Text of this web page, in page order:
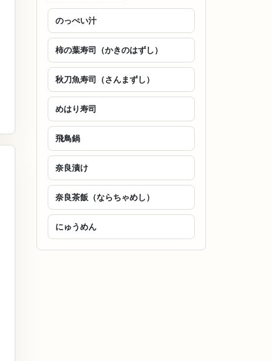
のっぺい汁
柿の葉寿司（かきのはずし）
秋刀魚寿司（さんまずし）
めはり寿司
飛鳥鍋
奈良漬け
奈良茶飯（ならちゃめし）
にゅうめん